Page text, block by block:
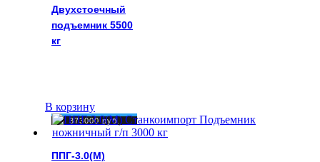
Двухстоечный
подъемник 5500
кг
В корзину
ППГ-3.0(М)
373000руб.